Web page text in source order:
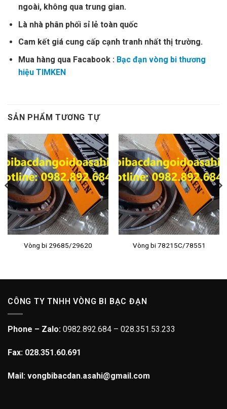
ngoài, không qua trung gian.
Là nhà phân phối sỉ lẻ toàn quốc
Cam kết giá cung cấp cạnh tranh nhất thị trường.
Mua hàng qua Facabook : Bạc đạn vòng bi thương
hiệu TIMKEN
SẢN PHẨM TƯƠNG TỰ
Vòng bi 29685/29620 Vòng bi 78215C/78551
CÔNG TY TNHH VÒNG BI BẠC ĐẠN
Phone – Zalo: 0982.892.684 – 028.351.53.233
Fax: 028.351.60.691
Mail: vongbibacdan.asahi@gmail.com